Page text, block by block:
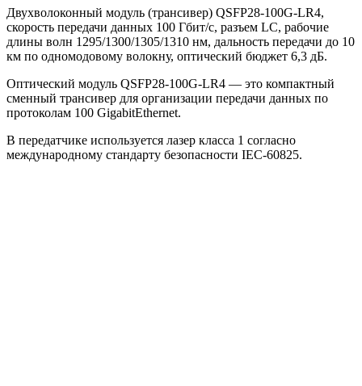
Двухволоконный модуль (трансивер) QSFP28-100G-LR4,
скорость передачи данных 100 Гбит/с, разъем LC, рабочие
длины волн 1295/1300/1305/1310 нм, дальность передачи до 10
км по одномодовому волокну, оптический бюджет 6,3 дБ.
Оптический модуль QSFP28-100G-LR4 — это компактный
сменный трансивер для организации передачи данных по
протоколам 100 GigabitEthernet.
В передатчике используется лазер класса 1 согласно
международному стандарту безопасности IEC-60825.